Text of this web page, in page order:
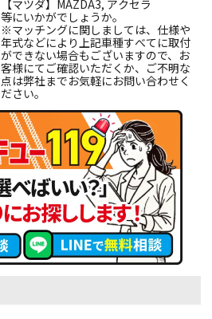
【マツダ】MAZDA3, アクセラ
等にいかがでしょうか。
※マッチングに関しましては、仕様や
年式などにより上記車種すべてに取付
ができない場合もございますので、お
客様にてご確認いただくか、ご不明な
点は弊社までお気軽にお問い合わせく
ださい。